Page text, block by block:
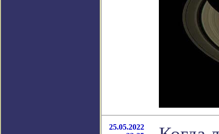
25.05.2022